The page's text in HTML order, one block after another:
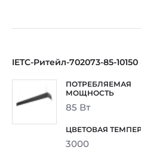
IETC-Ритейл-702073-85-
85 Вт
3000